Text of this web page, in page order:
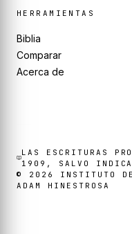
HERRAMIENTAS
Biblia
Comparar
Acerca de
LAS ESCRITURAS
1909, SALVO
© 2026
INSTITUTO
ADAM HINESTROSA